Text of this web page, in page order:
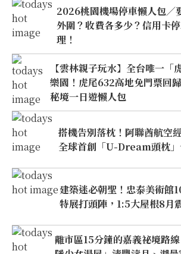
2026桃園機場停車懶人包／
外圍？收費各多少？信用卡
理！
【雲林親子玩水】全台唯一「
樂園！虎尾632高地免門票回
秘境一日遊懶人包
搭機告別落枕！阿聯酋航空
全球首創「U-Dream頭枕
建築迷必朝聖！忠泰美術館
特展打頭陣，1:5大屋根8月
離市區15分鐘的嘉義祕境路